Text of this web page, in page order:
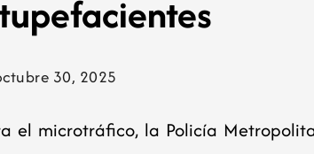
30, 2025
el microtráfico, la Policía